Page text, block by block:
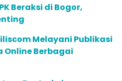
Beraksi di Bogor,
Melayani Publikasi
Online Berbagai